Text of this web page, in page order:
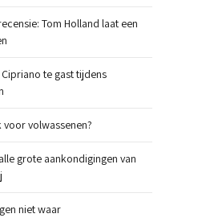
Tom Holland laat een
te gast tijdens
volwassenen?
grote aankondigingen van
niet waar